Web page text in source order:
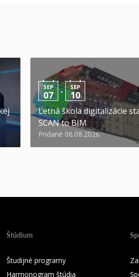
SEP
07 - SEP
10
Letná škola digitalizácie
SCAN to BIM
Pridané 06.08.2026
Štúdium
Študijné programy
Harmonogram štúdia